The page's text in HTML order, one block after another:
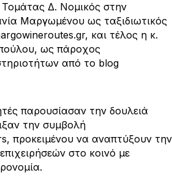
Δ. Νομικός στην
Μαργωμένου ως ταξιδιωτικός
και τέλος η κ.
ως πάροχος
από το blog
παρουσίασαν την δουλειά
την συμβολή
προκειμένου να αναπτύξουν την
στο κοινό με